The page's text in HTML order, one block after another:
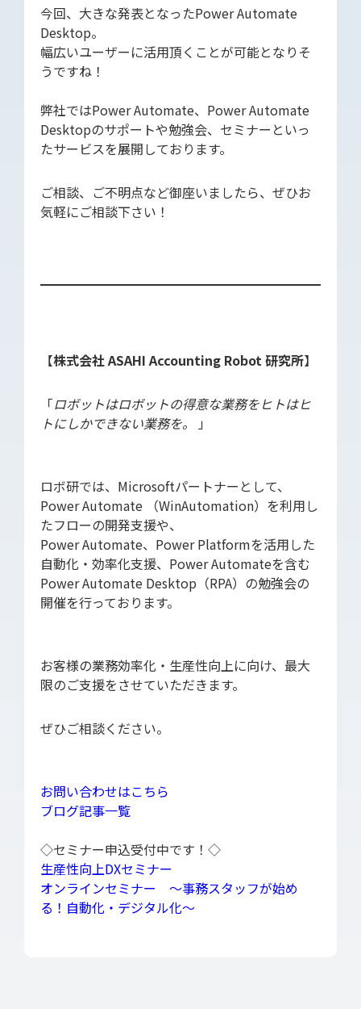
今回、大きな発表となったPower Automate
Desktop。
幅広いユーザーに活用頂くことが可能となりそ
うですね！
弊社ではPower Automate、Power Automate
Desktopのサポートや勉強会、セミナーといっ
たサービスを展開しております。
ご相談、ご不明点など御座いましたら、ぜひお
気軽にご相談下さい！
【株式会社 ASAHI Accounting Robot 研究所】
「ロボットはロボットの得意な業務をヒトはヒ
トにしかできない業務を。
」
ロボ研では、Microsoftパートナーとして、
Power Automate （WinAutomation）を利用し
たフローの開発支援や、
Power Automate、Power Platformを活用した
自動化・効率化支援、Power Automateを含む
Power Automate Desktop（RPA）の勉強会の
開催を行っております。
お客様の業務効率化・生産性向上に向け、最大
限のご支援をさせていただきます。
ぜひご相談ください。
お問い合わせはこちら
ブログ記事一覧
◇セミナー申込受付中です！◇
生産性向上DXセミナー
オンラインセミナー ～事務スタッフが始め
る！自動化・デジタル化～